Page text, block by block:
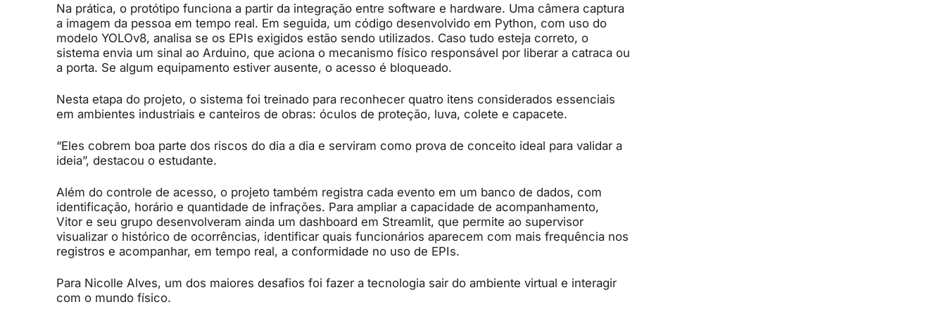
Na prática, o protótipo funciona a partir da integração entre software e hardware. Uma câmera captura
a imagem da pessoa em tempo real. Em seguida, um código desenvolvido em Python, com uso do
modelo YOLOv8, analisa se os EPIs exigidos estão sendo utilizados. Caso tudo esteja correto, o
sistema envia um sinal ao Arduino, que aciona o mecanismo físico responsável por liberar a catraca ou
a porta. Se algum equipamento estiver ausente, o acesso é bloqueado.
Nesta etapa do projeto, o sistema foi treinado para reconhecer quatro itens considerados essenciais
em ambientes industriais e canteiros de obras: óculos de proteção, luva, colete e capacete.
“Eles cobrem boa parte dos riscos do dia a dia e serviram como prova de conceito ideal para validar a
ideia”, destacou o estudante.
Além do controle de acesso, o projeto também registra cada evento em um banco de dados, com
identificação, horário e quantidade de infrações. Para ampliar a capacidade de acompanhamento,
Vitor e seu grupo desenvolveram ainda um dashboard em Streamlit, que permite ao supervisor
visualizar o histórico de ocorrências, identificar quais funcionários aparecem com mais frequência nos
registros e acompanhar, em tempo real, a conformidade no uso de EPIs.
Para Nicolle Alves, um dos maiores desafios foi fazer a tecnologia sair do ambiente virtual e interagir
com o mundo físico.